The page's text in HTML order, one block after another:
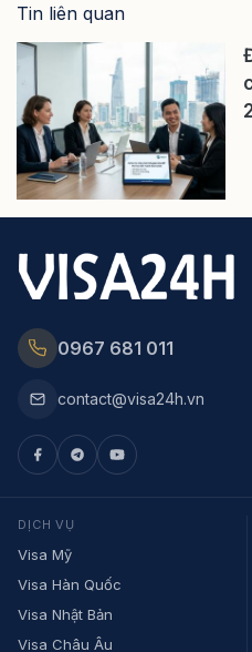
Tin liên quan
0967 681 011
contact@visa24h.vn
DỊCH VỤ
Visa Mỹ
Visa Hàn Quốc
Visa Nhật Bản
Visa Châu Âu